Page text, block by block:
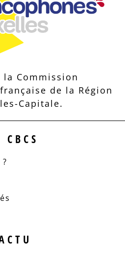
la Commission
de la Région
Capitale.
CBCS